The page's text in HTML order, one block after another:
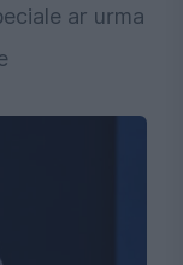
ar urma